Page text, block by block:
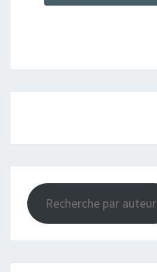
Recherche par auteur